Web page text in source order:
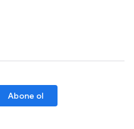
Abone ol